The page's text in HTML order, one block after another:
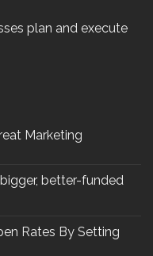
plan and execute
Marketing
better-funded
Rates By Setting